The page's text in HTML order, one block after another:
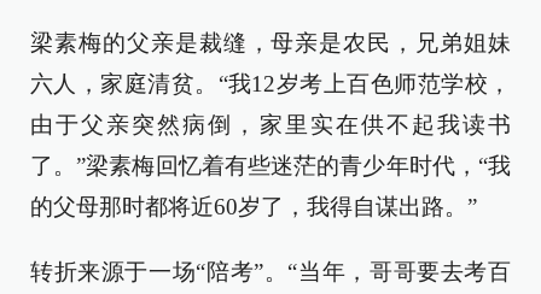
梁素梅的父亲是裁缝，母亲是农民，兄弟姐妹
六人，家庭清贫。“我12岁考上百色师范学校，
由于父亲突然病倒，家里实在供不起我读书
了。”梁素梅回忆着有些迷茫的青少年时代，“我
的父母那时都将近60岁了，我得自谋出路。”
转折来源于一场“陪考”。“当年，哥哥要去考百